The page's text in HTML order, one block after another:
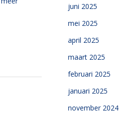
juni 2025
mei 2025
april 2025
maart 2025
februari 2025
januari 2025
november 2024